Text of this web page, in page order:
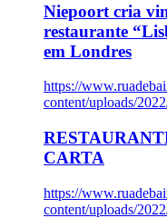
Niepoort cria
restaurante
em Londres
https://
content/uploads/
CARTA
https://
content/uploads/